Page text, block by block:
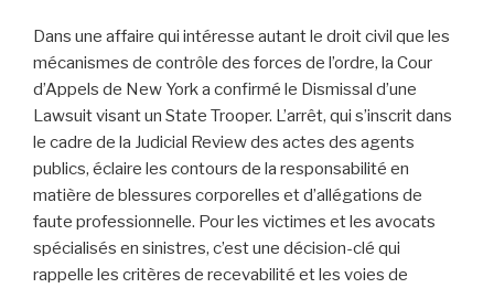
Dans une affaire qui intéresse autant le droit civil que les
mécanismes de contrôle des forces de l’ordre, la Cour
d’Appels de New York a confirmé le Dismissal d’une
Lawsuit visant un State Trooper. L’arrêt, qui s’inscrit dans
le cadre de la Judicial Review des actes des agents
publics, éclaire les contours de la responsabilité en
matière de blessures corporelles et d’allégations de
faute professionnelle. Pour les victimes et les avocats
spécialisés en sinistres, c’est une décision-clé qui
rappelle les critères de recevabilité et les voies de